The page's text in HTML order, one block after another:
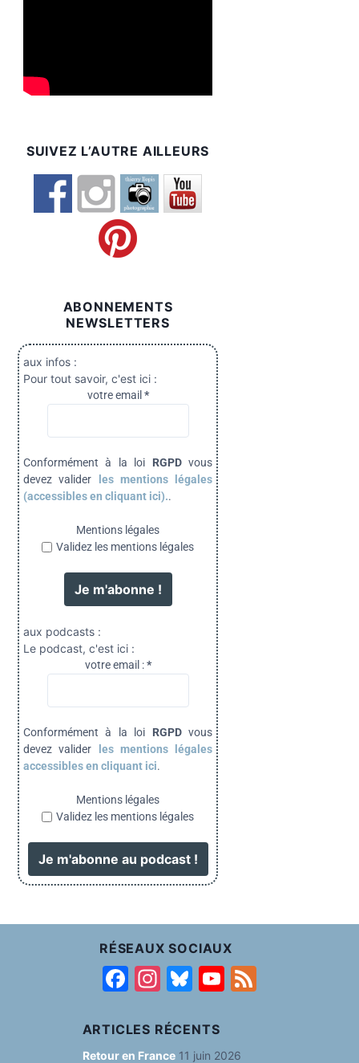
SUIVEZ L’AUTRE AILLEURS
ABONNEMENTS
NEWSLETTERS
aux infos :
Pour tout savoir, c'est ici :
votre email *
Conformément à la loi RGPDvous
devez valider
les mentions légales
(accessibles en cliquant ici)..
Mentions légales
Validez les mentions légales
aux podcasts :
Le podcast, c'est ici :
votre email :*
Conformément à la loi RGPDvous
devez valider
les mentions légales
accessibles en cliquant ici.
Mentions légales
Validez les mentions légales
RÉSEAUX SOCIAUX
F
c
e
In
a
g
Bl
e
s
Y
T
ARTICLES RÉCENTS
Retour en France 11 juin 2026